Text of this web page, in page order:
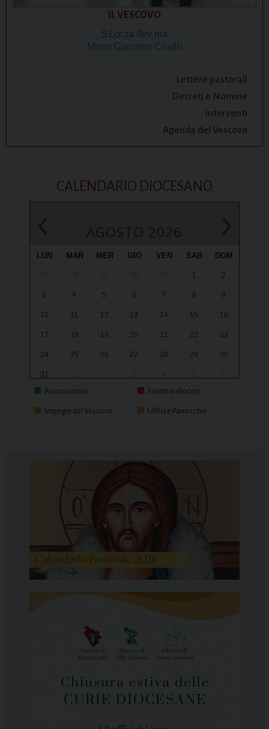
IL VESCOVO
S.Ecc.za Rev.ma
Mons Giacomo Cirulli
Lettere pastorali
Decreti e Nomine
Interventi
Agenda del Vescovo
CALENDARIO DIOCESANO
‹ AGOSTO 2026 ›
LUN MAR MER GIO VEN SAB DOM
1 2
3 4 5 6 7 8 9
10 11 12 13 14 15 16
17 18 19 20 21 22 23
24 25 26 27 28 29 30
31
Associazioni
Eventi in diocesi
Impegni del Vescovo Uffici e Parrocchie